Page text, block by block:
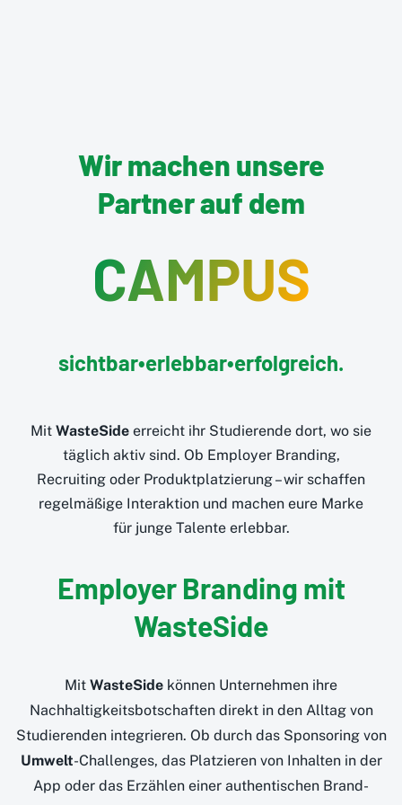
Wir machen unsere
Partner auf dem
CAMPUS
sichtbar•erlebbar•erfolgreich.
Mit WasteSide erreicht ihr Studierende dort, wo sie
täglich aktiv sind. Ob Employer Branding,
Recruiting oder Produktplatzierung – wir schaffen
regelmäßige Interaktion und machen eure Marke
für junge Talente erlebbar.
Employer Branding mit
WasteSide
Mit WasteSide können Unternehmen ihre
Nachhaltigkeitsbotschaften direkt in den Alltag von
Studierenden integrieren. Ob durch das Sponsoring von
Umwelt-Challenges, das Platzieren von Inhalten in der
App oder das Erzählen einer authentischen Brand-